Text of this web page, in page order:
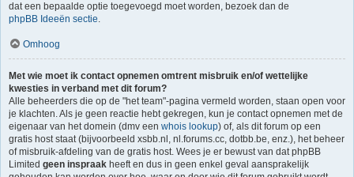
dat een bepaalde optie toegevoegd moet worden, bezoek dan de
phpBB Ideeën sectie.
Omhoog
Met wie moet ik contact opnemen omtrent misbruik en/of wettelijke
kwesties in verband met dit forum?
Alle beheerders die op de "het team"-pagina vermeld worden, staan open voor
je klachten. Als je geen reactie hebt gekregen, kun je contact opnemen met de
eigenaar van het domein (dmv een whois lookup) of, als dit forum op een
gratis host staat (bijvoorbeeld xsbb.nl, nl.forums.cc, dotbb.be, enz.), het beheer
of misbruik-afdeling van de gratis host. Wees je er bewust van dat phpBB
Limited geen inspraak heeft en dus in geen enkel geval aansprakelijk